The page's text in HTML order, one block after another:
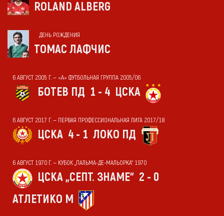
ROLAND ALBERG
ДЕНЬ РОЖДЕНИЯ
ТОМАС ЛАФЧИС
6 АВГУСТ 2005 Г. — «А» ФУТБОЛЬНАЯ ГРУППА 2005/06
БОТЕВ ПД 1 - 4 ЦСКА
6 АВГУСТ 2017 Г. — ПЕРВАЯ ПРОФЕССИОНАЛЬНАЯ ЛИГА 2017/18
ЦСКА 4 - 1 ЛОКО ПД
6 АВГУСТ 1970 Г. — КУБОК „ПАЛЬМА-ДЕ-МАЛЬОРКА“ 1970
ЦСКА „СЕПТ. ЗНАМЕ“ 2 - 0
АТЛЕТИКО М